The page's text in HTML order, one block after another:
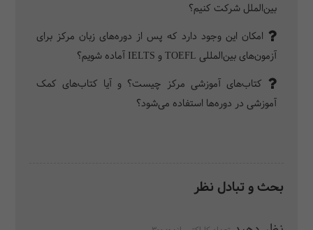
بین‌الملل شرکت کنیم؟
امکان این وجود دارد که پس از دوره‌های زبان مرکز برای
آزمون‌های بین‌المللی TOEFL و IELTS آماده شویم؟
کتاب‌های آموزشی مرکز چیست؟ و آیا کتاب‌های کمک
آموزشی در دوره‌ها استفاده می‌شود؟
بحث و تبادل نظر